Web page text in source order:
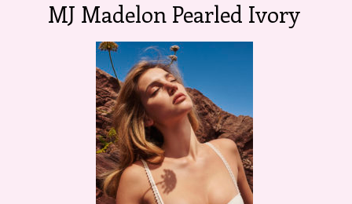
MJ Madelon Pearled Ivory